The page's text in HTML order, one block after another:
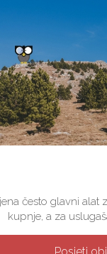
često glavni alat
kupnje, a za